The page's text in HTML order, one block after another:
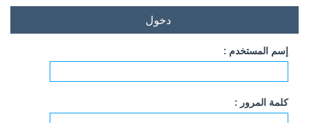
دخول
إسم المستخدم :
كلمة المرور :